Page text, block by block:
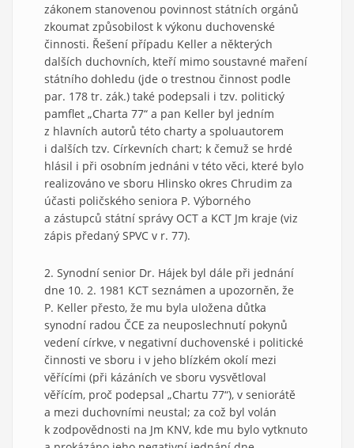
zákonem stanovenou povinnost státních orgánů
zkoumat způsobilost k výkonu duchovenské
činnosti. Řešení případu Keller a některých
dalších duchovních, kteří mimo soustavné maření
státního dohledu (jde o trestnou činnost podle
par. 178 tr. zák.) také podepsali i tzv. politický
pamflet „Charta 77“ a pan Keller byl jedním
z hlavních autorů této charty a spoluautorem
i dalších tzv. Církevních chart; k čemuž se hrdé
hlásil i při osobním jednáni v této věci, které bylo
realizováno ve sboru Hlinsko okres Chrudim za
účasti poličského seniora P. Výborného
a zástupců státní správy OCT a KCT Jm kraje (viz
zápis předaný SPVC v r. 77).
2. Synodní senior Dr. Hájek byl dále při jednání
dne 10. 2. 1981 KCT seznámen a upozorněn, že
P. Keller přesto, že mu byla uložena důtka
synodní radou ČCE za neuposlechnutí pokynů
vedení církve, v negativní duchovenské i politické
činnosti ve sboru i v jeho blízkém okolí mezi
věřícími (při kázáních ve sboru vysvětloval
věřícím, proč podepsal „Chartu 77“), v seniorátě
a mezi duchovními neustal; za což byl volán
k zodpovědnosti na Jm KNV, kde mu bylo vytknuto